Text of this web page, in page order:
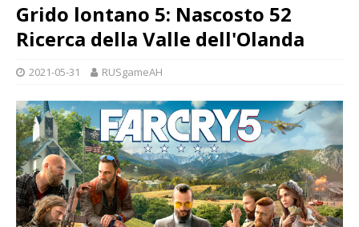
Grido lontano 5: Nascosto 52
Ricerca della Valle dell'Olanda
2021-05-31 RUSgameAH